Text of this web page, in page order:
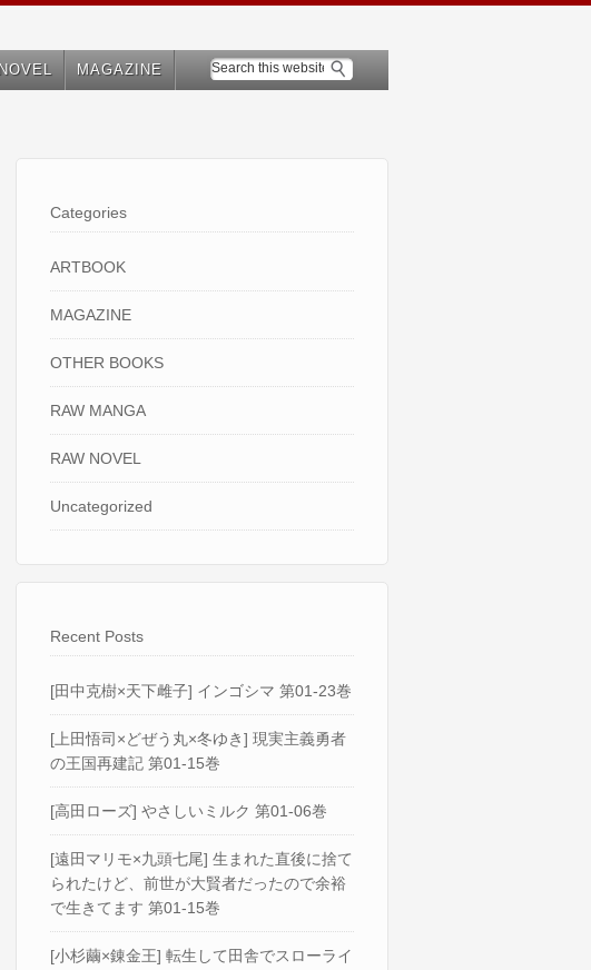
NOVEL MAGAZINE
Categories
ARTBOOK
MAGAZINE
OTHER BOOKS
RAW MANGA
RAW NOVEL
Uncategorized
Recent Posts
[田中克樹×天下雌子] インゴシマ 第01-23巻
[上田悟司×どぜう丸×冬ゆき] 現実主義勇者
の王国再建記 第01-15巻
[高田ローズ] やさしいミルク 第01-06巻
[遠田マリモ×九頭七尾] 生まれた直後に捨て
られたけど、前世が大賢者だったので余裕
で生きてます 第01-15巻
[小杉繭×錬金王] 転生して田舎でスローライ